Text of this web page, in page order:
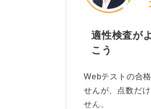
適性検査が
こう
Webテストの合
せんが、点数だ
せん。